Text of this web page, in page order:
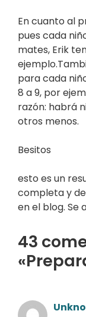
En cuanto al
pues cada
mates, Erik
para cada
8 a 9, por
razón: habrá
otros menos.
Besitos
esto es un
completa y
en el blog. Se
43